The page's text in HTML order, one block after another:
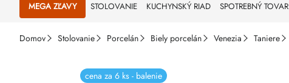
MEGA ZĽAVY STOLOVANIE KUCHYNSKÝ RIAD SPOTREBNÝ TOVAR
Domov Stolovanie Porcelán Biely porcelán Venezia Taniere
cena za 6 ks - balenie